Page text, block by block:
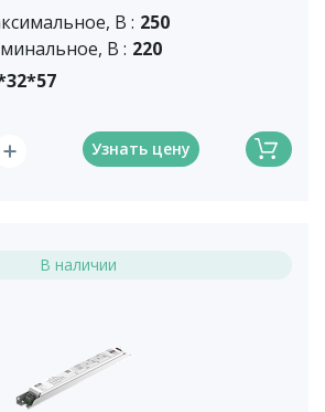
В : 250
В : 220
Узнать цену
В наличии